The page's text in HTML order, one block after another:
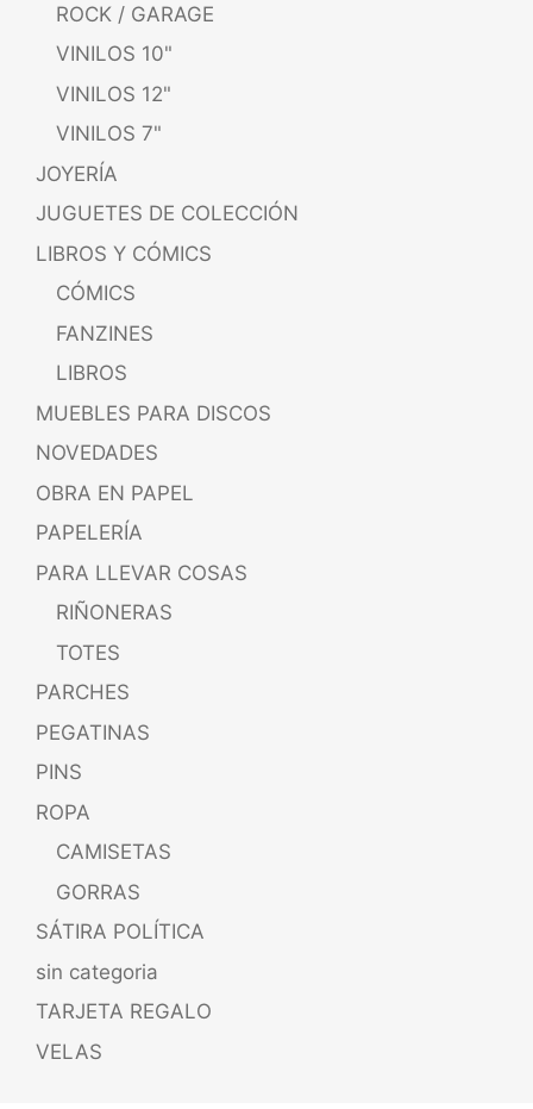
ROCK / GARAGE
VINILOS 10"
VINILOS 12"
VINILOS 7"
JOYERÍA
JUGUETES DE COLECCIÓN
LIBROS Y CÓMICS
CÓMICS
FANZINES
LIBROS
MUEBLES PARA DISCOS
NOVEDADES
OBRA EN PAPEL
PAPELERÍA
PARA LLEVAR COSAS
RIÑONERAS
TOTES
PARCHES
PEGATINAS
PINS
ROPA
CAMISETAS
GORRAS
SÁTIRA POLÍTICA
sin categoria
TARJETA REGALO
VELAS